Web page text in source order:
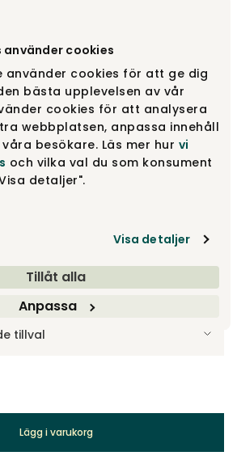
cookies
använder cookies för att ge dig
bästa upplevelsen av vår
cookies för att analysera
webbplatsen, anpassa innehåll
besökare. Läs mer hur vi
och vilka val du som konsument
detaljer".
Visa detaljer
Tillåt alla
Anpassa
55
40 6 790 kr
Visa fler +20
tillval
Lägg i varukorg